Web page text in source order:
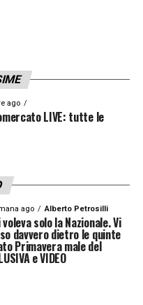
ago
LIVE: tutte le
ago Alberto Petrosilli
solo la Nazionale. Vi
davvero dietro le quinte
Primavera male del
e VIDEO